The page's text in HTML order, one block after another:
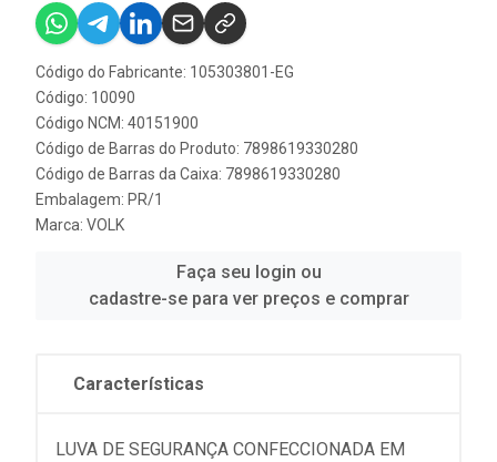
Código do Fabricante: 105303801-EG
Código: 10090
Código NCM: 40151900
Código de Barras do Produto: 7898619330280
Código de Barras da Caixa: 7898619330280
Embalagem: PR/1
Marca: VOLK
Faça seu login ou
cadastre-se para ver preços e comprar
Características
LUVA DE SEGURANÇA CONFECCIONADA EM